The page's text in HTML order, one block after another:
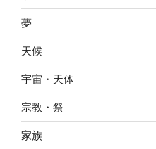
夢
天候
宇宙・天体
宗教・祭
家族